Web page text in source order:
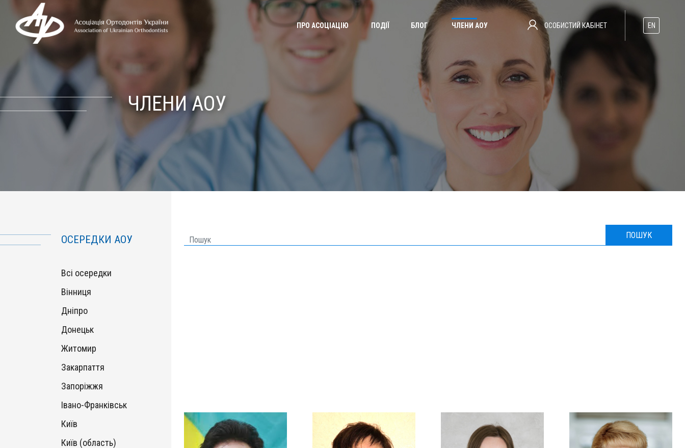
ПРО АСОЦІАЦІЮ ПОДІЇ БЛОГ ЧЛЕНИ АОУ ОСОБИСТИЙ КАБІНЕТ EN
ЧЛЕНИ АОУ
ОСЕРЕДКИ АОУ
Всі осередки
Вінниця
Дніпро
Донецьк
Житомир
Закарпаття
Запоріжжя
Івано-Франківськ
Київ
Київ (область)
ПОШУК